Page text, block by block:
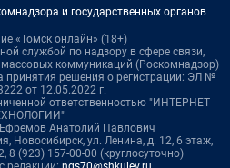
и государственных органов
«Томск онлайн» (18+)
службой по надзору в сфере связи,
коммуникаций (Роскомнадзор)
принятия решения о регистрации: ЭЛ №
от 12.05.2022 г.
ответственностью "ИНТЕРНЕТ
Анатолий Павлович
Новосибирск, ул. Ленина, д. 12, 6 этаж,
8 (923) 157-00-00 (круглосуточно)